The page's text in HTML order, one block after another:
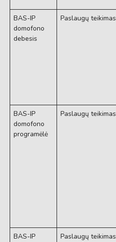
BAS-IP
domofono
debesis
Paslaugų teikimas
BAS-IP
domofono
programėlė
Paslaugų teikimas
BAS-IP
Paslaugų teikimas